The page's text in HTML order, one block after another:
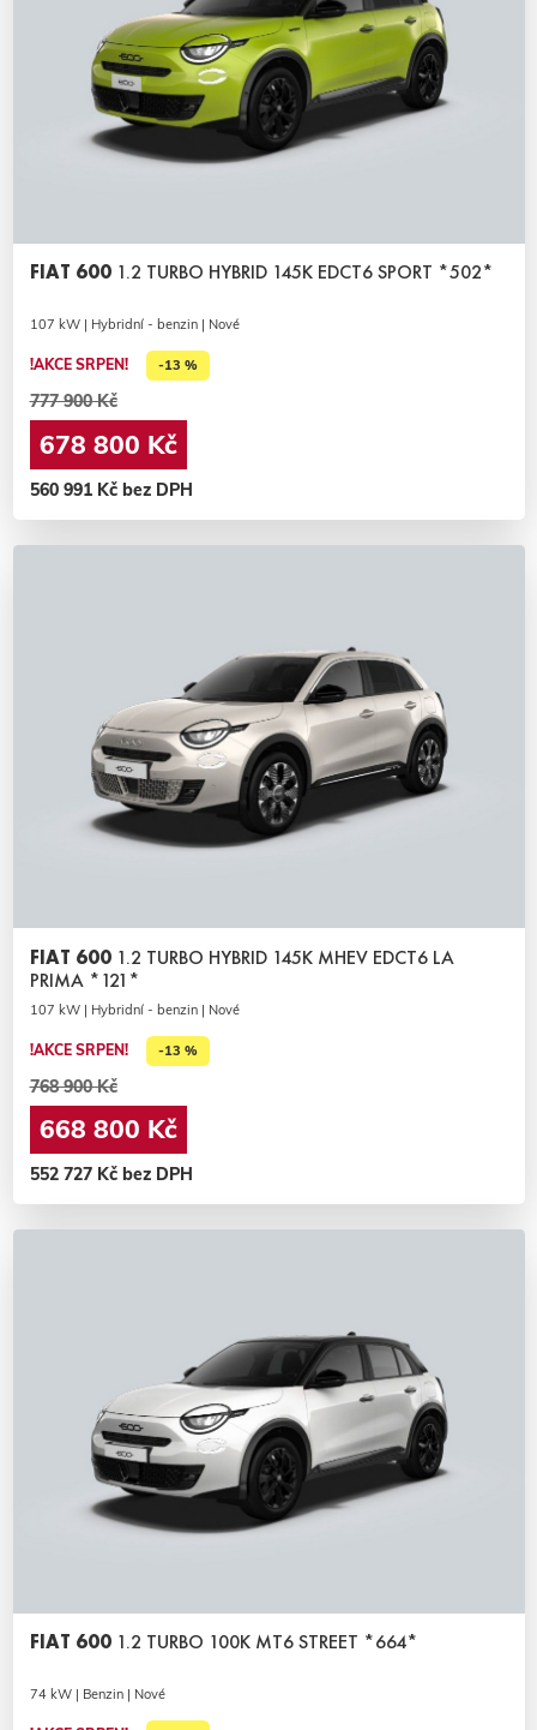
FIAT 600 1.2 TURBO HYBRID 145K EDCT6 SPORT *502*
107 kW | Hybridní - benzin | Nové
!AKCE SRPEN! -13 %
777 900 Kč
678 800 Kč
560 991 Kč bez DPH
FIAT 600 1.2 TURBO HYBRID 145K MHEV EDCT6 LA
PRIMA *121*
107 kW | Hybridní - benzin | Nové
!AKCE SRPEN! -13 %
768 900 Kč
668 800 Kč
552 727 Kč bez DPH
FIAT 600 1.2 TURBO 100K MT6 STREET *664*
74 kW | Benzin | Nové